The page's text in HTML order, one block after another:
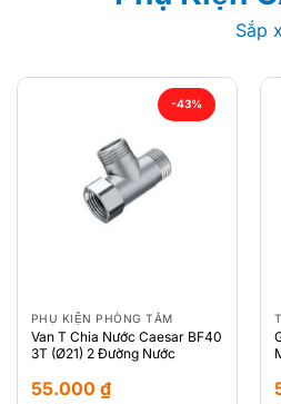
Sắp
-43%
PHỤ KIỆN PHÒNG TẮM
Van T Chia Nước Caesar BF40
3T (Ø21) 2 Đường Nước
55.000 ₫